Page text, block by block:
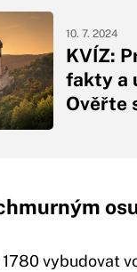
KVÍZ:
fakty a
Ověřte
10. 7. 2024
vybudovat